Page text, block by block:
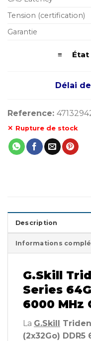
Tension (certification)
Garantie
≡ État
Délai
Reference:
Rupture de stock
Description
Informations
G.Skill
Series
6000 MHz
La G.Skill
(2x32Go) DDR5